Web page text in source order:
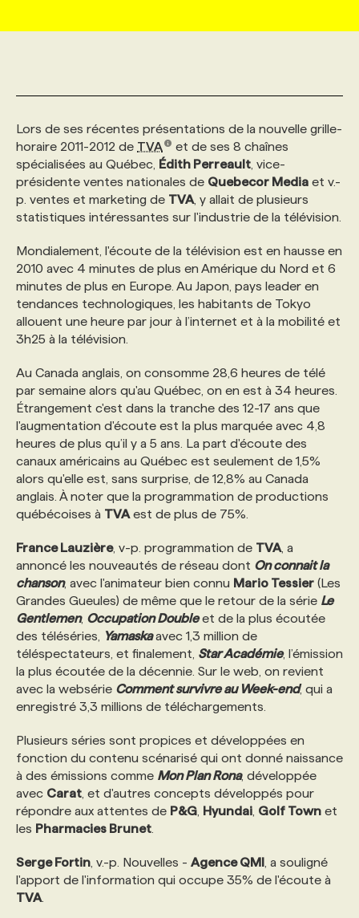
AFFAIRES DE L'INDUSTRIE
INITIATIVES NUMÉRIQUES
PRIX ET DISTINCTIONS
TENDANCES
WEB & MÉDIAS SOCIAUX
MARKETING DURABLE
GEO/SEO
ÉVÉNEMENTIEL
NOS AUTEUR‧RICES
INFOLETTRE PUBLICITÉ
ANNONCEZ AVEC NOUS
CONSULTER LA CVTHÈQUE
PROFIL ENTREPRISE
FAQ
ANNONCEZ AVEC NOUS
VOIR LES OFFRES
PROFIL CANDIDAT
FAQ
ANNONCEZ AVEC NOUS
NOS FORMATIONS EN LIGNE
NOS PARCOURS DE FORMATIONS
FORMATIONS PERSONNALISÉES
NOS FORMATEUR‧RICES
POURQUOI CHOISIR NOS FORMATIONS
NOS TARIFS
PROGRAMMES DE SUBVENTIONS
FAQ
ANNONCEZ AVEC NOUS
CHASSE DE TÊTE
SERVICE DE CHASSE DE TÊTE
NOS TARIFS
NOS EXPERTISES
ANNONCEZ AVEC NOUS
Lors de ses récentes présentations de la nouvelle grille-
horaire 2011-2012 de TVA
et de ses 8 chaînes
spécialisées au Québec, Édith Perreault , vice-
présidente ventes nationales de Quebecor Media et v.-
p. ventes et marketing de TVA , y allait de plusieurs
statistiques intéressantes sur l'industrie de la télévision.
Mondialement, l'écoute de la télévision est en hausse en
2010 avec 4 minutes de plus en Amérique du Nord et 6
minutes de plus en Europe. Au Japon, pays leader en
tendances technologiques, les habitants de Tokyo
allouent une heure par jour à l’internet et à la mobilité et
3h25 à la télévision.
Au Canada anglais, on consomme 28,6 heures de télé
par semaine alors qu'au Québec, on en est à 34 heures.
Étrangement c'est dans la tranche des 12-17 ans que
l'augmentation d'écoute est la plus marquée avec 4,8
heures de plus qu’il y a 5 ans. La part d'écoute des
canaux américains au Québec est seulement de 1,5%
alors qu'elle est, sans surprise, de 12,8% au Canada
anglais. À noter que la programmation de productions
québécoises à TVA est de plus de 75%.
France Lauzière, v-p. programmation de TVA , a
annoncé les nouveautés de réseau dont On connait la
chanson, avec l'animateur bien connu Mario Tessier (Les
Grandes Gueules) de même que le retour de la série Le
Gentlemen, Occupation Doubleet de la plus écoutée
des téléséries,
Yamaskaavec 1,3 million de
téléspectateurs, et finalement, Star Académie, l’émission
la plus écoutée de la décennie. Sur le web, on revient
avec la websérie Comment survivre au Week-end, qui a
enregistré 3,3 millions de téléchargements.
Plusieurs séries sont propices et développées en
fonction du contenu scénarisé qui ont donné naissance
à des émissions comme Mon Plan Rona, développée
avec Carat , et d'autres concepts développés pour
répondre aux attentes de P&G Hyundai Golf Town et
les Pharmacies Brunet
Serge Fortin , v.-p. Nouvelles - Agence QMI , a souligné
l'apport de l'information qui occupe 35% de l'écoute à
TVA